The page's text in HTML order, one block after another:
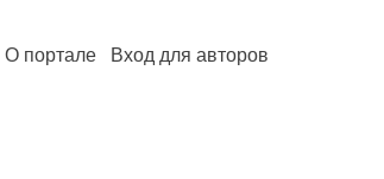
О портале Вход для авторов